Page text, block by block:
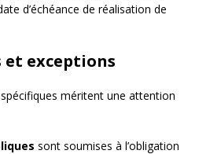
d’échéance de réalisation de
et exceptions
méritent une attention
sont soumises à l’obligation